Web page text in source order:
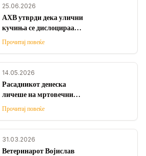
25.06.2026
АХВ утврди дека улични
кучиња се дислоцираат
од Гостивар, ама не знае
каде завршиле?!
Прочитај повеќе
14.05.2026
Расадникот денеска
личеше на мртовечница
– угинаа и домашни и
маалски миленици како
Прочитај повеќе
31.03.2026
Ветеринарот Војислав